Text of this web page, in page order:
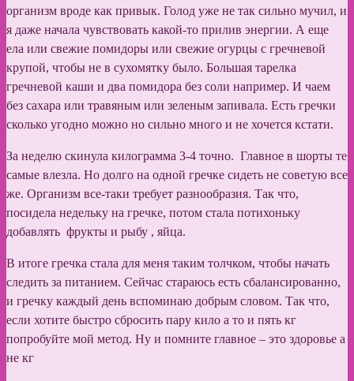
организм вроде как привык. Голод уже не так сильно мучил, и
я даже начала чувствовать какой-то прилив энергии. А еще
ела или свежие помидоры или свежие огурцы с гречневой
крупой, чтобы не в сухомятку было. Большая тарелка
гречневой каши и два помидора без соли например. И чаем
без сахара или травяным или зеленым запивала. Есть гречки
сколько угодно можно но сильно много и не хочется кстати.
За неделю скинула килограмма 3-4 точно. Главное в шорты те
самые влезла. Но долго на одной гречке сидеть не советую все
же. Организм все-таки требует разнообразия. Так что,
посидела недельку на гречке, потом стала потихоньку
добавлять фрукты и рыбу , яйца.
В итоге гречка стала для меня таким толчком, чтобы начать
следить за питанием. Сейчас стараюсь есть сбалансированно,
и гречку каждый день вспоминаю добрым словом. Так что,
если хотите быстро сбросить пару кило а то и пять кг
попробуйте мой метод. Ну и помните главное – это здоровье а
не кг